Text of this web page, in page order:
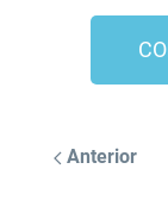
Anterior